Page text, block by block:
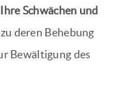
Schwächen und
deren Behebung
Bewältigung des